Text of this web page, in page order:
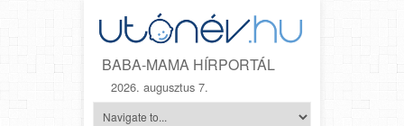
BABA-MAMA HÍRPORTÁL
2026. augusztus 7.